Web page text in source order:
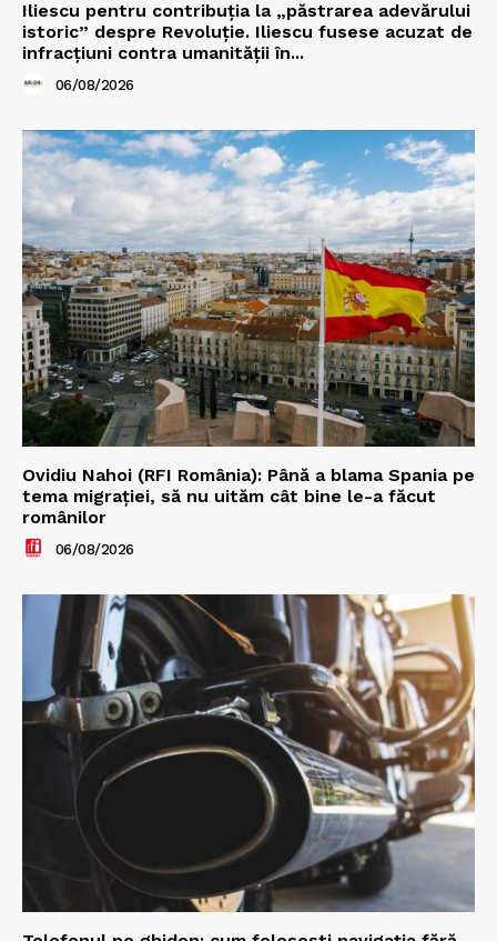
Iliescu pentru contribuția la „păstrarea adevărului
istoric” despre Revoluție. Iliescu fusese acuzat de
infracțiuni contra umanității în...
06/08/2026
Ovidiu Nahoi (RFI România): Până a blama Spania pe
tema migrației, să nu uităm cât bine le-a făcut
românilor
06/08/2026